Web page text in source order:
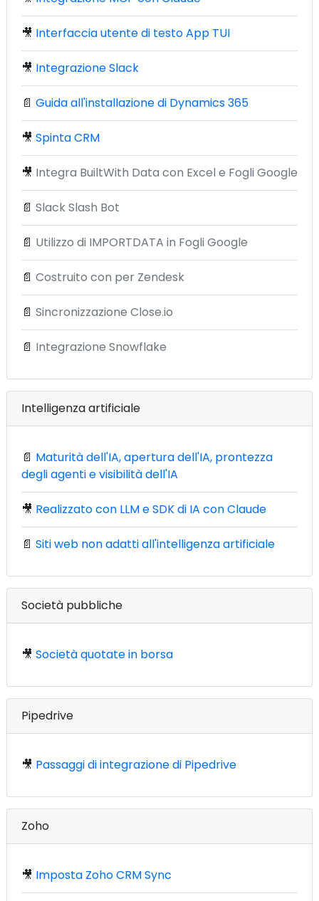
🎥 Interfaccia utente di testo App TUI
🎥 Integrazione Slack
📄 Guida all'installazione di Dynamics 365
🎥 Spinta CRM
🎥 Integra BuiltWith Data con Excel e Fogli Google
📄 Slack Slash Bot
📄 Utilizzo di IMPORTDATA in Fogli Google
📄 Costruito con per Zendesk
📄 Sincronizzazione Close.io
📄 Integrazione Snowflake
Intelligenza artificiale
📄 Maturità dell'IA, apertura dell'IA, prontezza
degli agenti e visibilità dell'IA
🎥 Realizzato con LLM e SDK di IA con Claude
📄 Siti web non adatti all'intelligenza artificiale
Società pubbliche
🎥 Società quotate in borsa
Pipedrive
🎥 Passaggi di integrazione di Pipedrive
Zoho
🎥 Imposta Zoho CRM Sync